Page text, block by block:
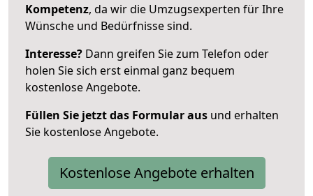
Kompetenz, da wir die Umzugsexperten für Ihre
Wünsche und Bedürfnisse sind.
Interesse? Dann greifen Sie zum Telefon oder
holen Sie sich erst einmal ganz bequem
kostenlose Angebote.
Füllen Sie jetzt das Formular aus und erhalten
Sie kostenlose Angebote.
Kostenlose Angebote erhalten